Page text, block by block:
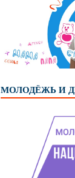
МОЛОДЁЖЬ И